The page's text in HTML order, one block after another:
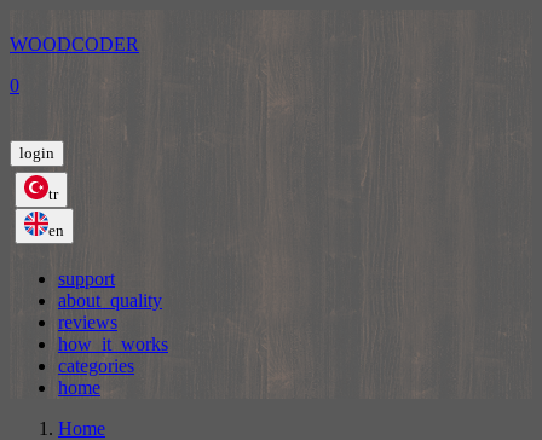
WOODCODER
0
login
tr
en
support
about_quality
reviews
how_it_works
categories
home
Home